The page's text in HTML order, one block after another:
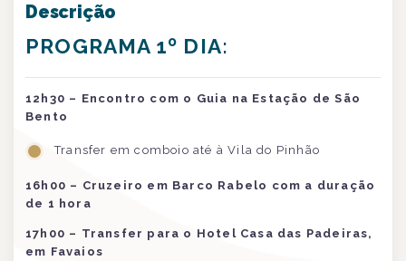
Descrição
PROGRAMA 1º DIA:
12h30 – Encontro com o Guia na Estação de São
Bento
Transfer em comboio até à Vila do Pinhão
16h00 – Cruzeiro em Barco Rabelo com a duração
de 1 hora
17h00 – Transfer para o Hotel Casa das Padeiras,
em Favaios